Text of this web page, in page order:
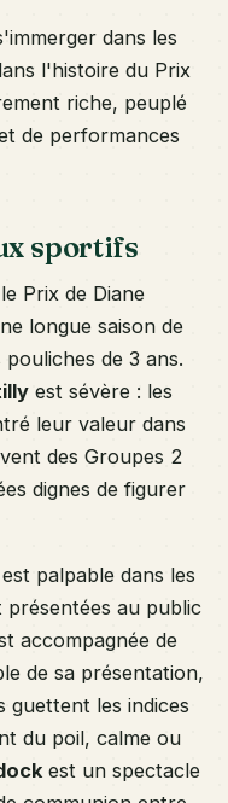
dans les
l'histoire du Prix
riche, peuplé
de performances
sportifs
Prix de Diane
longue saison de
de 3 ans.
est sévère : les
leur valeur dans
des Groupes 2
dignes de figurer
palpable dans les
présentées au public
accompagnée de
de sa présentation,
guettent les indices
du poil, calme ou
est un spectacle